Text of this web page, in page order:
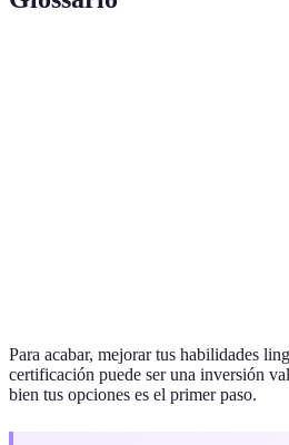
Para acabar, mejorar tus habilidades
certificación puede ser una inversión
bien tus opciones es el primer paso.